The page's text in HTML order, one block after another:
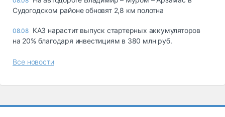
Судогодском районе обновят 2,8 км полотна
08.08 КАЗ нарастит выпуск стартерных аккумуляторов
на 20% благодаря инвестициям в 380 млн руб.
Все новости